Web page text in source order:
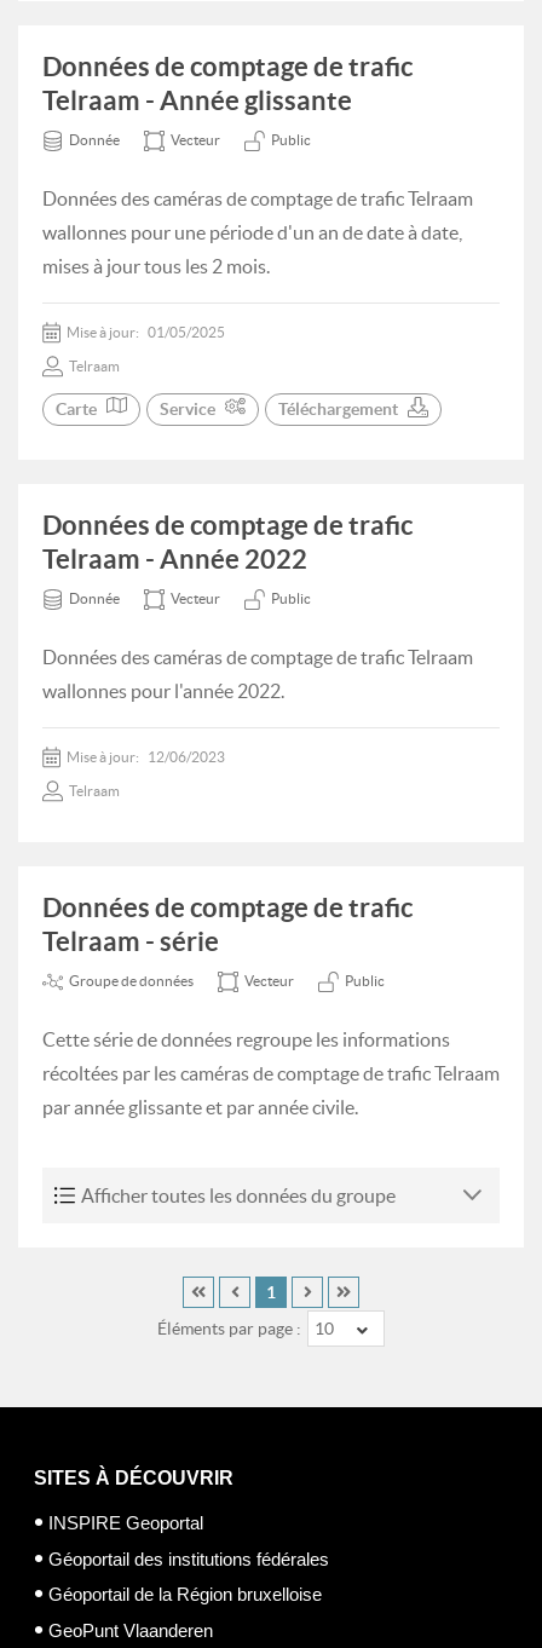
Données de comptage de trafic
Telraam - Année glissante
Donnée Vecteur Public
Données des caméras de comptage de trafic Telraam
wallonnes pour une période d'un an de date à date,
mises à jour tous les 2 mois.
Mise à jour: 01/05/2025
Telraam
Carte Service Téléchargement
Données de comptage de trafic
Telraam - Année 2022
Donnée Vecteur Public
Données des caméras de comptage de trafic Telraam
wallonnes pour l'année 2022.
Mise à jour: 12/06/2023
Telraam
Données de comptage de trafic
Telraam - série
Groupe de données Vecteur Public
Cette série de données regroupe les informations
récoltées par les caméras de comptage de trafic Telraam
par année glissante et par année civile.
Afficher toutes les données du groupe
Éléments par page : 10
1
SITES À DÉCOUVRIR
INSPIRE Geoportal
Géoportail des institutions fédérales
Géoportail de la Région bruxelloise
GeoPunt Vlaanderen